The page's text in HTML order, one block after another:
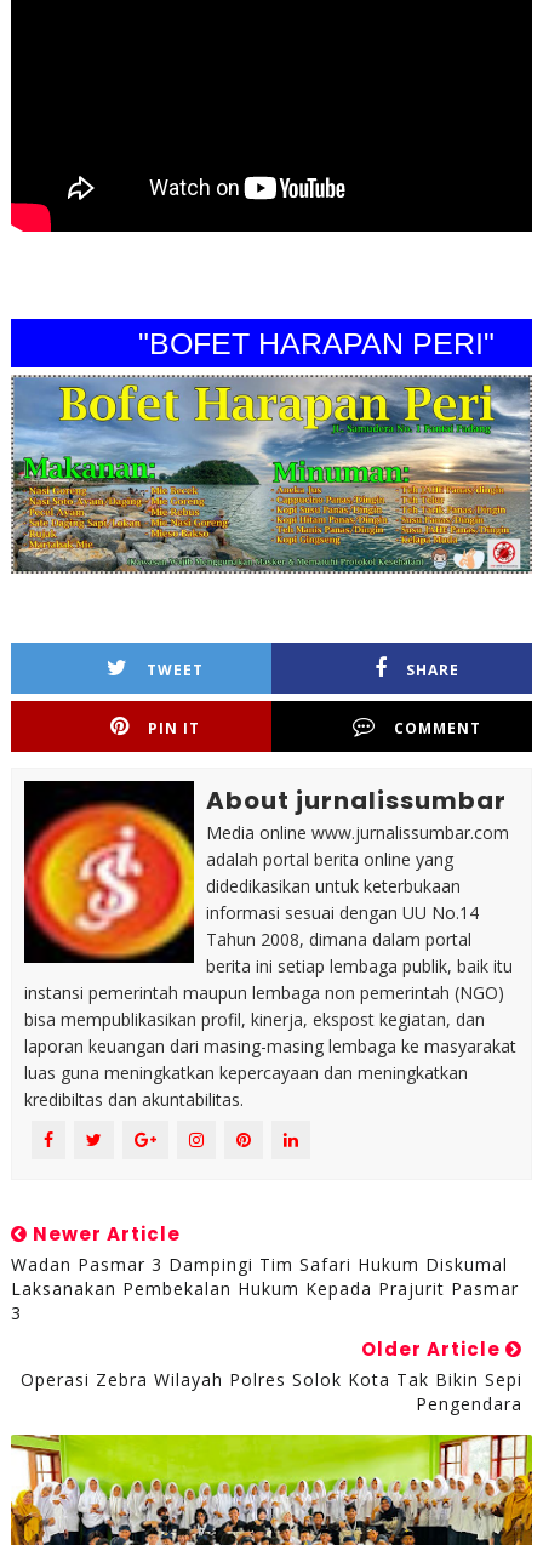
"BOFET HARAPAN PERI"
TWEET SHARE
PIN IT COMMENT
About jurnalissumbar
Media online www.jurnalissumbar.com
adalah portal berita online yang
didedikasikan untuk keterbukaan
informasi sesuai dengan UU No.14
Tahun 2008, dimana dalam portal
berita ini setiap lembaga publik, baik itu
instansi pemerintah maupun lembaga non pemerintah (NGO)
bisa mempublikasikan profil, kinerja, ekspost kegiatan, dan
laporan keuangan dari masing-masing lembaga ke masyarakat
luas guna meningkatkan kepercayaan dan meningkatkan
kredibiltas dan akuntabilitas.
Newer Article
Wadan Pasmar 3 Dampingi Tim Safari Hukum Diskumal
Laksanakan Pembekalan Hukum Kepada Prajurit Pasmar
3
Older Article
Operasi Zebra Wilayah Polres Solok Kota Tak Bikin Sepi
Pengendara